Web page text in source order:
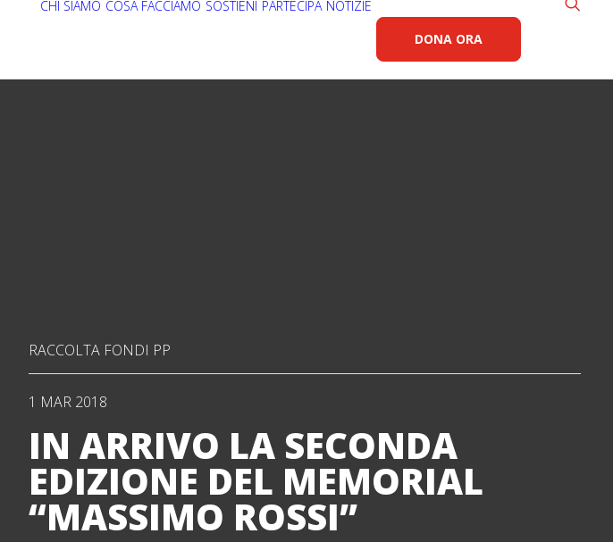
CHI SIAMO COSA FACCIAMO SOSTIENI PARTECIPA NOTIZIE
DONA ORA
RACCOLTA FONDI PP
1 MAR 2018
IN ARRIVO LA SECONDA
EDIZIONE DEL MEMORIAL
“MASSIMO ROSSI”